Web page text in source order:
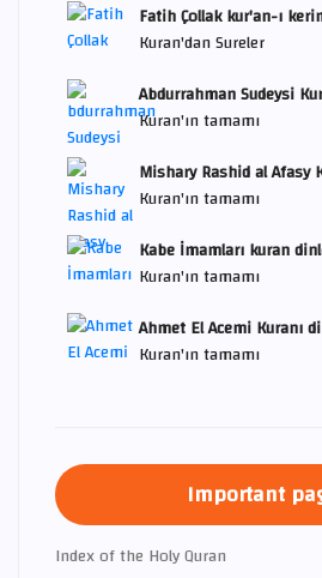
Fatih Çollak kur'an-ı
Kuran'dan Sureler
Abdurrahman Sudeysi
Kuran'ın tamamı
Mishary Rashid al Afasy
Kuran'ın tamamı
Kabe İmamları kuran
Kuran'ın tamamı
Ahmet El Acemi Kuranı
Kuran'ın tamamı
Important
Index of the Holy Quran